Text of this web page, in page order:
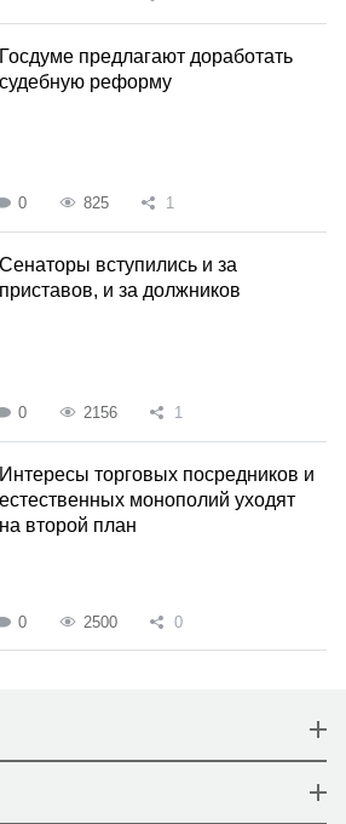
Госдуме предлагают доработать
судебную реформу
0 825 1
Сенаторы вступились и за
приставов, и за должников
0 2156 1
Интересы торговых посредников и
естественных монополий уходят
на второй план
0 2500 0